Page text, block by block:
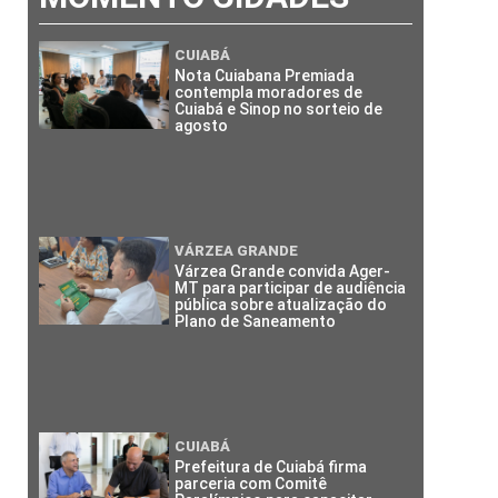
CUIABÁ
Nota Cuiabana Premiada
contempla moradores de
Cuiabá e Sinop no sorteio de
agosto
VÁRZEA GRANDE
Várzea Grande convida Ager-
MT para participar de audiência
pública sobre atualização do
Plano de Saneamento
CUIABÁ
Prefeitura de Cuiabá firma
parceria com Comitê